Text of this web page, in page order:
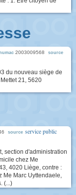
2003009568 source
du nouveau siège de
21, 5620
source service public
section d'administration
chez Me
4020 Liège, contre :
Me Marc Uyttendaele,
(...)